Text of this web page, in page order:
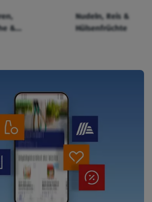
&
Nudeln, Reis &
Hülsenfrüchte